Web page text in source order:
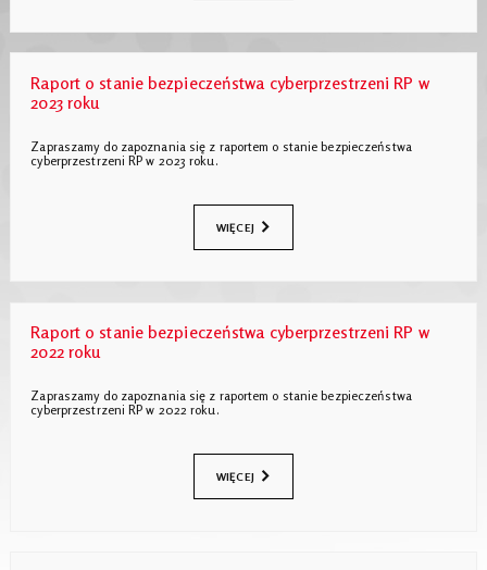
Raport o stanie bezpieczeństwa cyberprzestrzeni RP w
2023 roku
Zapraszamy do zapoznania się z raportem o stanie bezpieczeństwa
cyberprzestrzeni RP w 2023 roku.
WIĘCEJ
Raport o stanie bezpieczeństwa cyberprzestrzeni RP w
2022 roku
Zapraszamy do zapoznania się z raportem o stanie bezpieczeństwa
cyberprzestrzeni RP w 2022 roku.
WIĘCEJ